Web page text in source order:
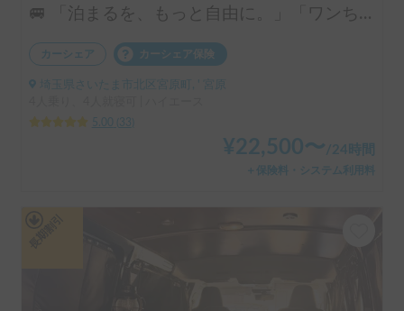
🚐 「泊まるを、もっと自由に。」「ワンちゃんも一緒に、旅に出よう。」ハイエースベースのラグジュアリーキャブコン！ 4人乗りで広々ゆったり快適空間 ・リアクーラー完備で移動中も後部座席も快適 ・揺れが少なく長距離でも快適な乗り心地 👉 初めてのキャンピングカーにもおすすめです！オプションキャンプ用品も充実してます。
カーシェア カーシェア保険
埼玉県さいたま市北区宮原町, ' 宮原
5.00
33
¥22,500〜/24時間
＋保険料・システム利用料